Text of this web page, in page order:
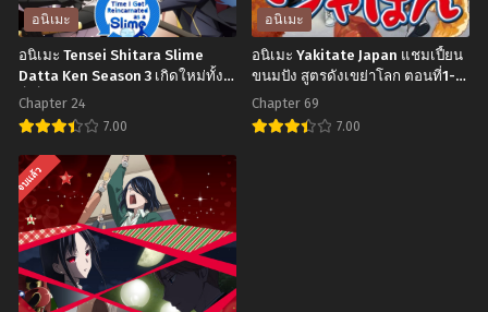
of
Underworld
2nd
Season
ซอร์ด
อาร์ต
ออนไลน์
ภาค
3
ปี
ni
Ore
wa
Tatteiru ข้า
ก้าว
อนิเมะ
อนิเมะ Tensei Shitara Slime
Datta Ken Season 3 เกิดใหม่ทั้งที
ก็เป็นสไลม์ไปซะแล้ว ภาค 3 ตอน
ที่1-24 พากย์ไทย+ซับไทย
Chapter 24
7.00
อ
นิ
เมะ
Tensei
Shitara
อนิเมะ
อนิเมะ Yakitate Japan แชมเปี้ยน
ขนมปัง สูตรดังเขย่าโลก ตอนที่1-
69 พากย์ไทย
Chapter 69
7.00
จบแล้ว